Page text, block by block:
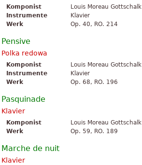
Komponist
Louis Moreau Gottschalk
Instrumente
Klavier
Werk
Op. 40, RO. 214
Pensive
Polka redowa
Komponist
Louis Moreau Gottschalk
Instrumente
Klavier
Werk
Op. 68, RO. 196
Pasquinade
Klavier
Komponist
Louis Moreau Gottschalk
Werk
Op. 59, RO. 189
Marche de nuit
Klavier